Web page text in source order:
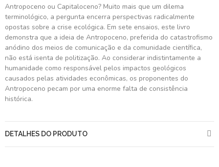
Antropoceno ou Capitaloceno? Muito mais que um dilema
terminológico, a pergunta encerra perspectivas radicalmente
opostas sobre a crise ecológica. Em sete ensaios, este livro
demonstra que a ideia de Antropoceno, preferida do catastrofismo
anódino dos meios de comunicação e da comunidade científica,
não está isenta de politização. Ao considerar indistintamente a
humanidade como responsável pelos impactos geológicos
causados pelas atividades econômicas, os proponentes do
Antropoceno pecam por uma enorme falta de consistência
histórica.
DETALHES DO PRODUTO